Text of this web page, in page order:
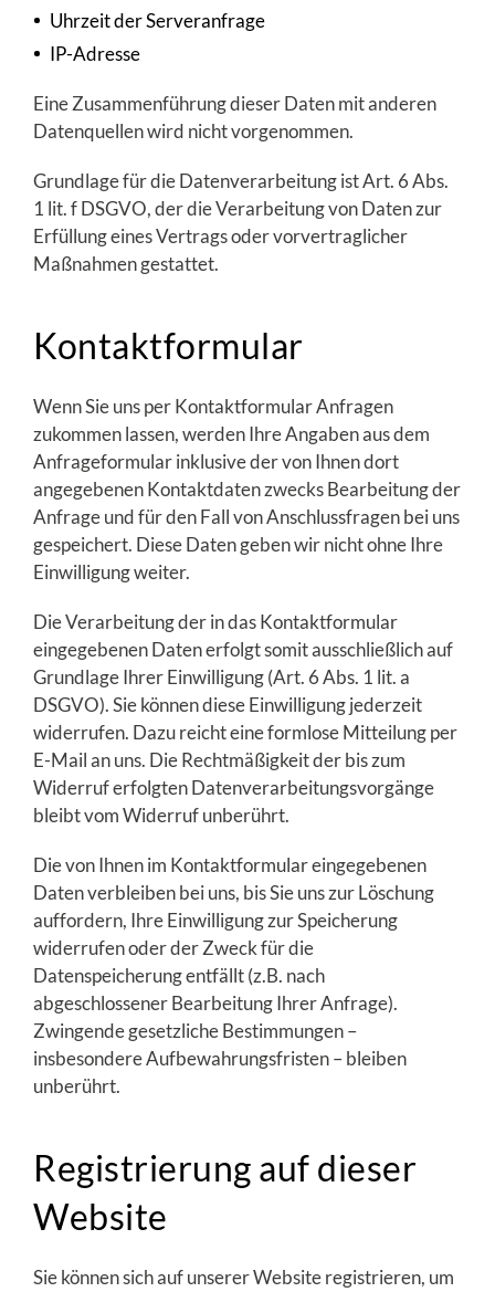
Uhrzeit der Serveranfrage
IP-Adresse
Eine Zusammenführung dieser Daten mit anderen
Datenquellen wird nicht vorgenommen.
Grundlage für die Datenverarbeitung ist Art. 6 Abs.
1 lit. f DSGVO, der die Verarbeitung von Daten zur
Erfüllung eines Vertrags oder vorvertraglicher
Maßnahmen gestattet.
Kontaktformular
Wenn Sie uns per Kontaktformular Anfragen
zukommen lassen, werden Ihre Angaben aus dem
Anfrageformular inklusive der von Ihnen dort
angegebenen Kontaktdaten zwecks Bearbeitung der
Anfrage und für den Fall von Anschlussfragen bei uns
gespeichert. Diese Daten geben wir nicht ohne Ihre
Einwilligung weiter.
Die Verarbeitung der in das Kontaktformular
eingegebenen Daten erfolgt somit ausschließlich auf
Grundlage Ihrer Einwilligung (Art. 6 Abs. 1 lit. a
DSGVO). Sie können diese Einwilligung jederzeit
widerrufen. Dazu reicht eine formlose Mitteilung per
E-Mail an uns. Die Rechtmäßigkeit der bis zum
Widerruf erfolgten Datenverarbeitungsvorgänge
bleibt vom Widerruf unberührt.
Die von Ihnen im Kontaktformular eingegebenen
Daten verbleiben bei uns, bis Sie uns zur Löschung
auffordern, Ihre Einwilligung zur Speicherung
widerrufen oder der Zweck für die
Datenspeicherung entfällt (z.B. nach
abgeschlossener Bearbeitung Ihrer Anfrage).
Zwingende gesetzliche Bestimmungen –
insbesondere Aufbewahrungsfristen – bleiben
unberührt.
Registrierung auf dieser
Website
Sie können sich auf unserer Website registrieren, um